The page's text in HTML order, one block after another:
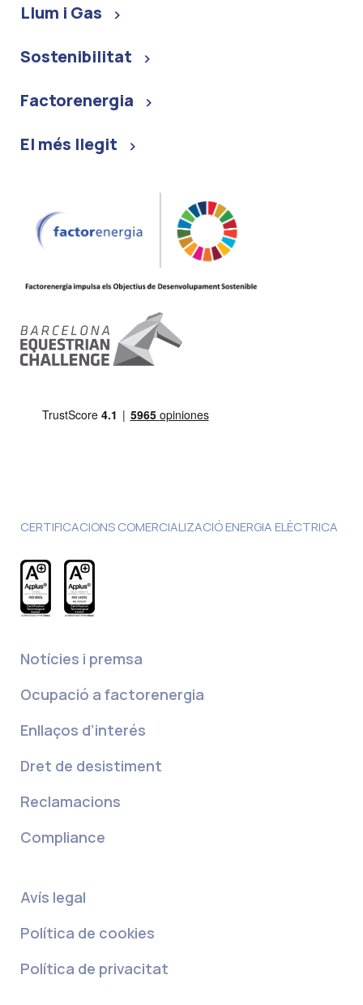
Llum i Gas
Sostenibilitat
Factorenergia
El més llegit
CERTIFICACIONS COMERCIALIZACIÓ ENERGIA ELÈCTRICA
Notícies i premsa
Ocupació a factorenergia
Enllaços d’interés
Dret de desistiment
Reclamacions
Compliance
Avís legal
Política de cookies
Política de privacitat